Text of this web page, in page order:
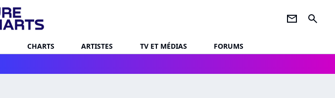
newsletter search
CHARTS ARTISTES TV ET MÉDIAS
FORUMS